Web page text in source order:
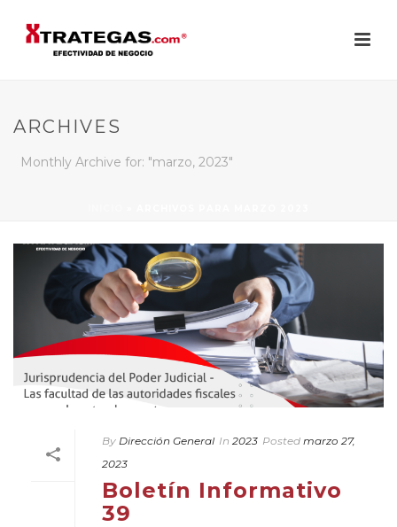
ARCHIVES
Monthly Archive for: "marzo, 2023"
By Dirección General In 2023 Posted marzo 27,
2023
Boletín Informativo
39